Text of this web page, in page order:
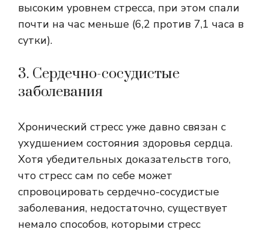
высоким уровнем стресса, при этом спали
почти на час меньше (6,2 против 7,1 часа в
сутки).
3. Сердечно-сосудистые
заболевания
Хронический стресс уже давно связан с
ухудшением состояния здоровья сердца.
Хотя убедительных доказательств того,
что стресс сам по себе может
спровоцировать сердечно-сосудистые
заболевания, недостаточно, существует
немало способов, которыми стресс